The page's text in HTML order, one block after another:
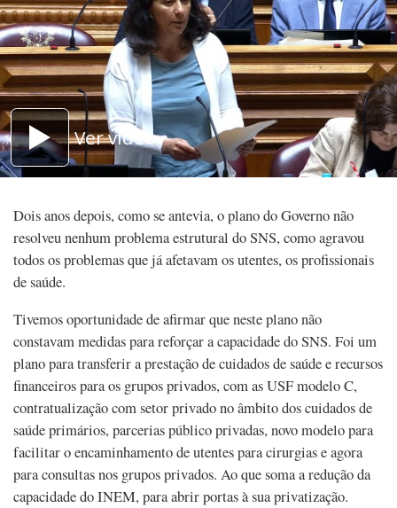
Ver vídeo
Dois anos depois, como se antevia, o plano do Governo não
resolveu nenhum problema estrutural do SNS, como agravou
todos os problemas que já afetavam os utentes, os profissionais
de saúde.
Tivemos oportunidade de afirmar que neste plano não
constavam medidas para reforçar a capacidade do SNS. Foi um
plano para transferir a prestação de cuidados de saúde e recursos
financeiros para os grupos privados, com as USF modelo C,
contratualização com setor privado no âmbito dos cuidados de
saúde primários, parcerias público privadas, novo modelo para
facilitar o encaminhamento de utentes para cirurgias e agora
para consultas nos grupos privados. Ao que soma a redução da
capacidade do INEM, para abrir portas à sua privatização.